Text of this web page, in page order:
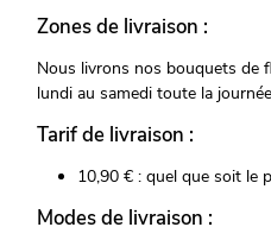
Zones de livraison :
Nous livrons nos bouquets de
lundi au samedi toute la
Tarif de livraison :
10,90 € : quel que soit le
Modes de livraison :